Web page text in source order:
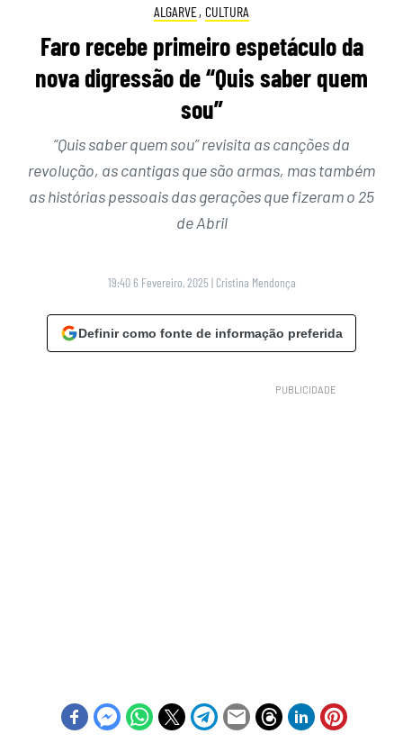
ALGARVE, CULTURA
Faro recebe primeiro espetáculo da
nova digressão de “Quis saber quem
sou”
“Quis saber quem sou” revisita as canções da
revolução, as cantigas que são armas, mas também
as histórias pessoais das gerações que fizeram o 25
de Abril
19:40 6 Fevereiro, 2025 | Cristina Mendonça
Definir como fonte de informação preferida